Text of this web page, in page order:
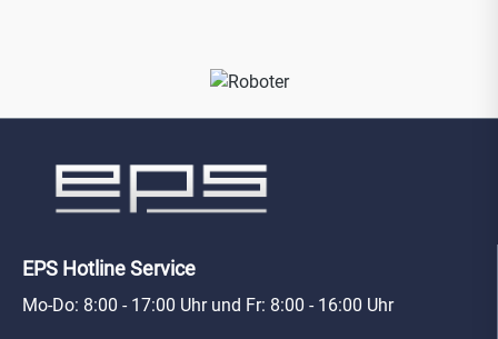
EPS Hotline Service
Mo-Do: 8:00 - 17:00 Uhr und Fr: 8:00 - 16:00 Uhr